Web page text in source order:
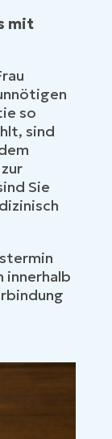
mit
so
sind
Sie
innerhalb